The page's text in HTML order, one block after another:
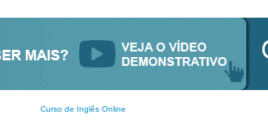
Curso de Inglês Online